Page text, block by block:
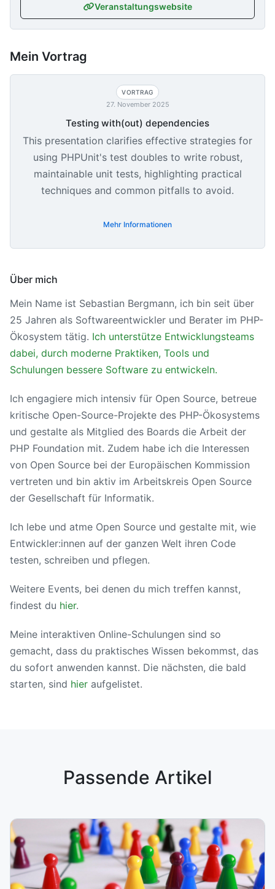
Veranstaltungswebsite
Mein Vortrag
VORTRAG
27. November 2025
Testing with(out) dependencies
This presentation clarifies effective strategies for
using PHPUnit's test doubles to write robust,
maintainable unit tests, highlighting practical
techniques and common pitfalls to avoid.
Mehr Informationen
Über mich
Mein Name ist Sebastian Bergmann, ich bin seit über
25 Jahren als Softwareentwickler und Berater im PHP-
Ökosystem tätig. Ich unterstütze Entwicklungsteams
dabei, durch moderne Praktiken, Tools und
Schulungen bessere Software zu entwickeln.
Ich engagiere mich intensiv für Open Source, betreue
kritische Open-Source-Projekte des PHP-Ökosystems
und gestalte als Mitglied des Boards die Arbeit der
PHP Foundation mit. Zudem habe ich die Interessen
von Open Source bei der Europäischen Kommission
vertreten und bin aktiv im Arbeitskreis Open Source
der Gesellschaft für Informatik.
Ich lebe und atme Open Source und gestalte mit, wie
Entwickler:innen auf der ganzen Welt ihren Code
testen, schreiben und pflegen.
Weitere Events, bei denen du mich treffen kannst,
findest du hier.
Meine interaktiven Online-Schulungen sind so
gemacht, dass du praktisches Wissen bekommst, das
du sofort anwenden kannst. Die nächsten, die bald
starten, sind hier aufgelistet.
Passende Artikel